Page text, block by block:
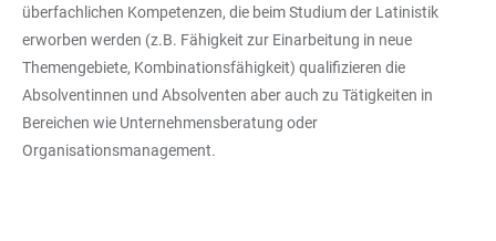
überfachlichen Kompetenzen, die beim Studium der Latinistik
erworben werden (z.B. Fähigkeit zur Einarbeitung in neue
Themengebiete, Kombinationsfähigkeit) qualifizieren die
Absolventinnen und Absolventen aber auch zu Tätigkeiten in
Bereichen wie Unternehmensberatung oder
Organisationsmanagement.